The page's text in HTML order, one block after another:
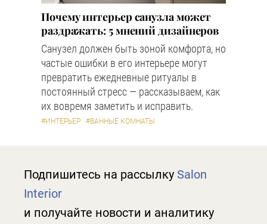
Почему интерьер санузла может
раздражать: 5 мнений дизайнеров
Санузел должен быть зоной комфорта, но
частые ошибки в его интерьере могут
превратить ежедневные ритуалы в
постоянный стресс — рассказываем, как
их вовремя заметить и исправить.
#ИНТЕРЬЕР #ВАННЫЕ КОМНАТЫ
Подпишитесь на рассылку Salon
Interior
и получайте новости и аналитику